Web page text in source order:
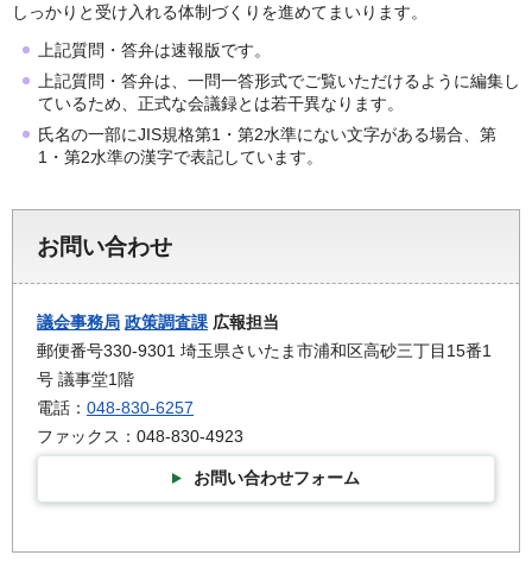
しっかりと受け入れる体制づくりを進めてまいります。
上記質問・答弁は速報版です。
上記質問・答弁は、一問一答形式でご覧いただけるように編集し
ているため、正式な会議録とは若干異なります。
氏名の一部にJIS規格第1・第2水準にない文字がある場合、第
1・第2水準の漢字で表記しています。
お問い合わせ
議会事務局 政策調査課 広報担当
郵便番号330-9301 埼玉県さいたま市浦和区高砂三丁目15番1
号 議事堂1階
電話： 048-830-6257
ファックス：048-830-4923
お問い合わせフォーム